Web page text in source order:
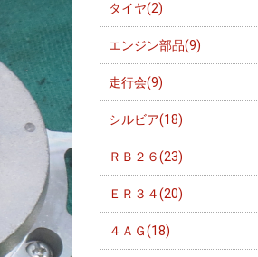
タイヤ(2)
エンジン部品(9)
走行会(9)
シルビア(18)
ＲＢ２６(23)
ＥＲ３４(20)
４ＡＧ(18)